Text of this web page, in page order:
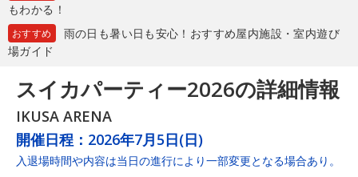
もわかる！
おすすめ
雨の日も暑い日も安心！おすすめ屋内施設・室内遊び
場ガイド
スイカパーティー2026の詳細情報
IKUSA ARENA
開催日程： 2026年7月5日(日)
入退場時間や内容は当日の進行により一部変更となる場合あり。